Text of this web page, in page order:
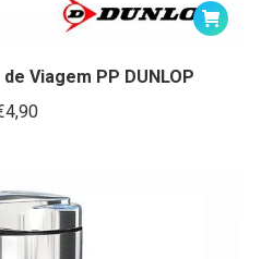
Viagem PP DUNLOP
4,90